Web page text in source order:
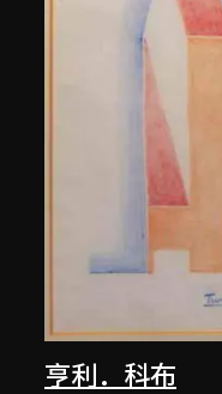
亨利．科布